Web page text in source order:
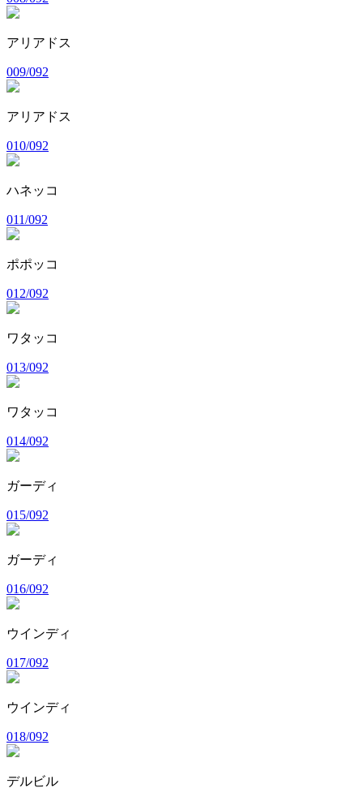
アリアドス
009/092
アリアドス
010/092
ハネッコ
011/092
ポポッコ
012/092
ワタッコ
013/092
ワタッコ
014/092
ガーディ
015/092
ガーディ
016/092
ウインディ
017/092
ウインディ
018/092
デルビル